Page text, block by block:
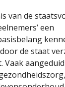
van de
een
de staat
aangeduid